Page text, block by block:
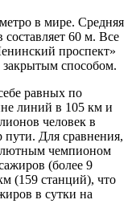
в мире. Средняя
60 м. Все
проспект»
способом.
равных по
линий в 105 км и
человек в
пути. Для сравнения,
чемпионом
(более 9
(159 станций), что
в сутки на